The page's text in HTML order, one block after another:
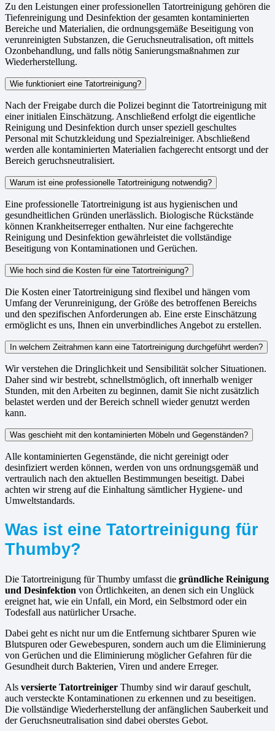
Zu den Leistungen einer professionellen Tatortreinigung gehören die
Tiefenreinigung und Desinfektion der gesamten kontaminierten
Bereiche und Materialien, die ordnungsgemäße Beseitigung von
verunreinigten Substanzen, die Geruchsneutralisation, oft mittels
Ozonbehandlung, und falls nötig Sanierungsmaßnahmen zur
Wiederherstellung.
Wie funktioniert eine Tatortreinigung?
Nach der Freigabe durch die Polizei beginnt die Tatortreinigung mit
einer initialen Einschätzung. Anschließend erfolgt die eigentliche
Reinigung und Desinfektion durch unser speziell geschultes
Personal mit Schutzkleidung und Spezialreiniger. Abschließend
werden alle kontaminierten Materialien fachgerecht entsorgt und der
Bereich geruchsneutralisiert.
Warum ist eine professionelle Tatortreinigung notwendig?
Eine professionelle Tatortreinigung ist aus hygienischen und
gesundheitlichen Gründen unerlässlich. Biologische Rückstände
können Krankheitserreger enthalten. Nur eine fachgerechte
Reinigung und Desinfektion gewährleistet die vollständige
Beseitigung von Kontaminationen und Gerüchen.
Wie hoch sind die Kosten für eine Tatortreinigung?
Die Kosten einer Tatortreinigung sind flexibel und hängen vom
Umfang der Verunreinigung, der Größe des betroffenen Bereichs
und den spezifischen Anforderungen ab. Eine erste Einschätzung
ermöglicht es uns, Ihnen ein unverbindliches Angebot zu erstellen.
In welchem Zeitrahmen kann eine Tatortreinigung durchgeführt werden?
Wir verstehen die Dringlichkeit und Sensibilität solcher Situationen.
Daher sind wir bestrebt, schnellstmöglich, oft innerhalb weniger
Stunden, mit den Arbeiten zu beginnen, damit Sie nicht zusätzlich
belastet werden und der Bereich schnell wieder genutzt werden
kann.
Was geschieht mit den kontaminierten Möbeln und Gegenständen?
Alle kontaminierten Gegenstände, die nicht gereinigt oder
desinfiziert werden können, werden von uns ordnungsgemäß und
vertraulich nach den aktuellen Bestimmungen beseitigt. Dabei
achten wir streng auf die Einhaltung sämtlicher Hygiene- und
Umweltstandards.
Was ist eine Tatortreinigung für
Thumby?
Die Tatortreinigung für Thumby umfasst die gründliche Reinigung
und Desinfektion von Örtlichkeiten, an denen sich ein Unglück
ereignet hat, wie ein Unfall, ein Mord, ein Selbstmord oder ein
Todesfall aus natürlicher Ursache.
Dabei geht es nicht nur um die Entfernung sichtbarer Spuren wie
Blutspuren oder Gewebespuren, sondern auch um die Eliminierung
von Gerüchen und die Eliminierung möglicher Gefahren für die
Gesundheit durch Bakterien, Viren und andere Erreger.
Als versierte Tatortreiniger Thumby sind wir darauf geschult,
auch versteckte Kontaminationen zu erkennen und zu beseitigen.
Die vollständige Wiederherstellung der anfänglichen Sauberkeit und
der Geruchsneutralisation sind dabei oberstes Gebot.